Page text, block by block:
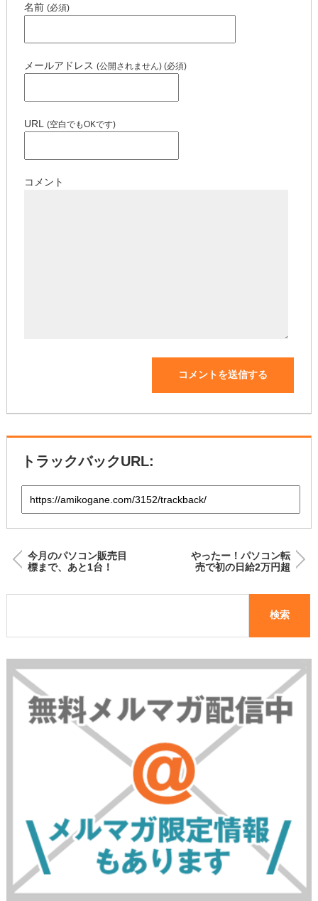
名前 (必須)
メールアドレス (公開されません) (必須)
URL (空白でもOKです)
コメント
トラックバックURL:
今月のパソコン販売目
標まで、あと1台！
やったー！パソコン転
売で初の日給2万円超